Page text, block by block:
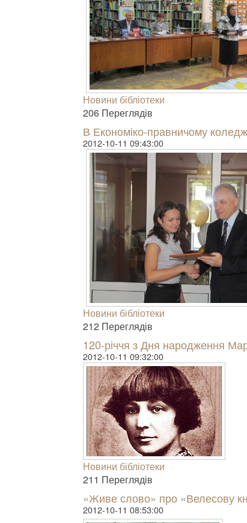
Новини бібліотеки
206 Пере­гля­дів
В Економіко-правничому
2012-10-11 09:43:00
Новини бібліотеки
212 Пере­гля­дів
120-річчя з Дня народження
2012-10-11 09:32:00
Новини бібліотеки
211 Пере­гля­дів
«Живе слово» про «Велесову
2012-10-11 08:53:00